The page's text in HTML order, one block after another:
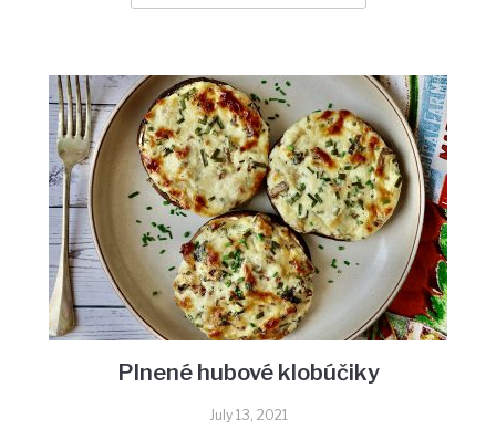
Plnené hubové klobúčiky
July 13, 2021